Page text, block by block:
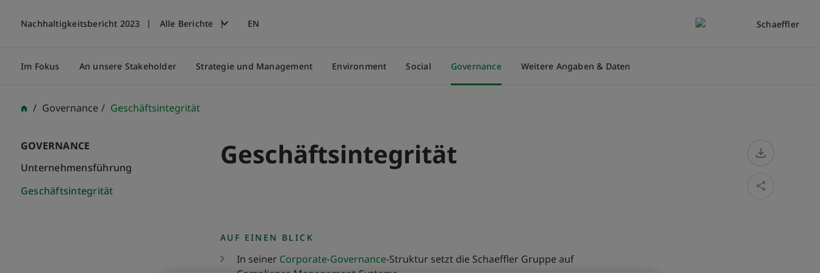
Nachhaltigkeitsbericht 2023 Alle Berichte EN
Im Fokus An unsere Stakeholder Strategie und Management Environment Social Governance Weitere Angaben & Daten
Governance Geschäftsintegrität
GOVERNANCE
Unternehmensführung
Geschäftsintegrität
Geschäftsintegrität
AUF EINEN BLICK
In seiner Corporate-Governance-Struktur setzt die Schaeffler Gruppe auf